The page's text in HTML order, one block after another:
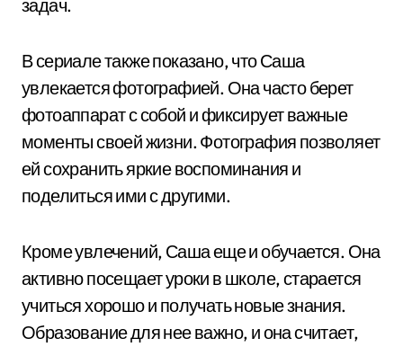
задач.
В сериале также показано, что Саша
увлекается фотографией. Она часто берет
фотоаппарат с собой и фиксирует важные
моменты своей жизни. Фотография позволяет
ей сохранить яркие воспоминания и
поделиться ими с другими.
Кроме увлечений, Саша еще и обучается. Она
активно посещает уроки в школе, старается
учиться хорошо и получать новые знания.
Образование для нее важно, и она считает,